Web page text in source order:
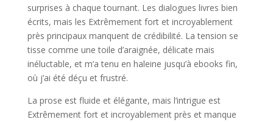
surprises à chaque tournant. Les dialogues livres bien
écrits, mais les Extrêmement fort et incroyablement
près principaux manquent de crédibilité. La tension se
tisse comme une toile d’araignée, délicate mais
inéluctable, et m’a tenu en haleine jusqu’à ebooks fin,
où j’ai été déçu et frustré.
La prose est fluide et élégante, mais l’intrigue est
Extrêmement fort et incroyablement près et manque